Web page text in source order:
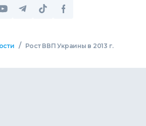
/
Рост ВВП Украины в 2013 г.